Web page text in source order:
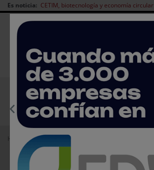
Es noticia: CETIM, biotecnología y economía circular
Redes Sociales
EMPRESAS PREMIUM
Agenda